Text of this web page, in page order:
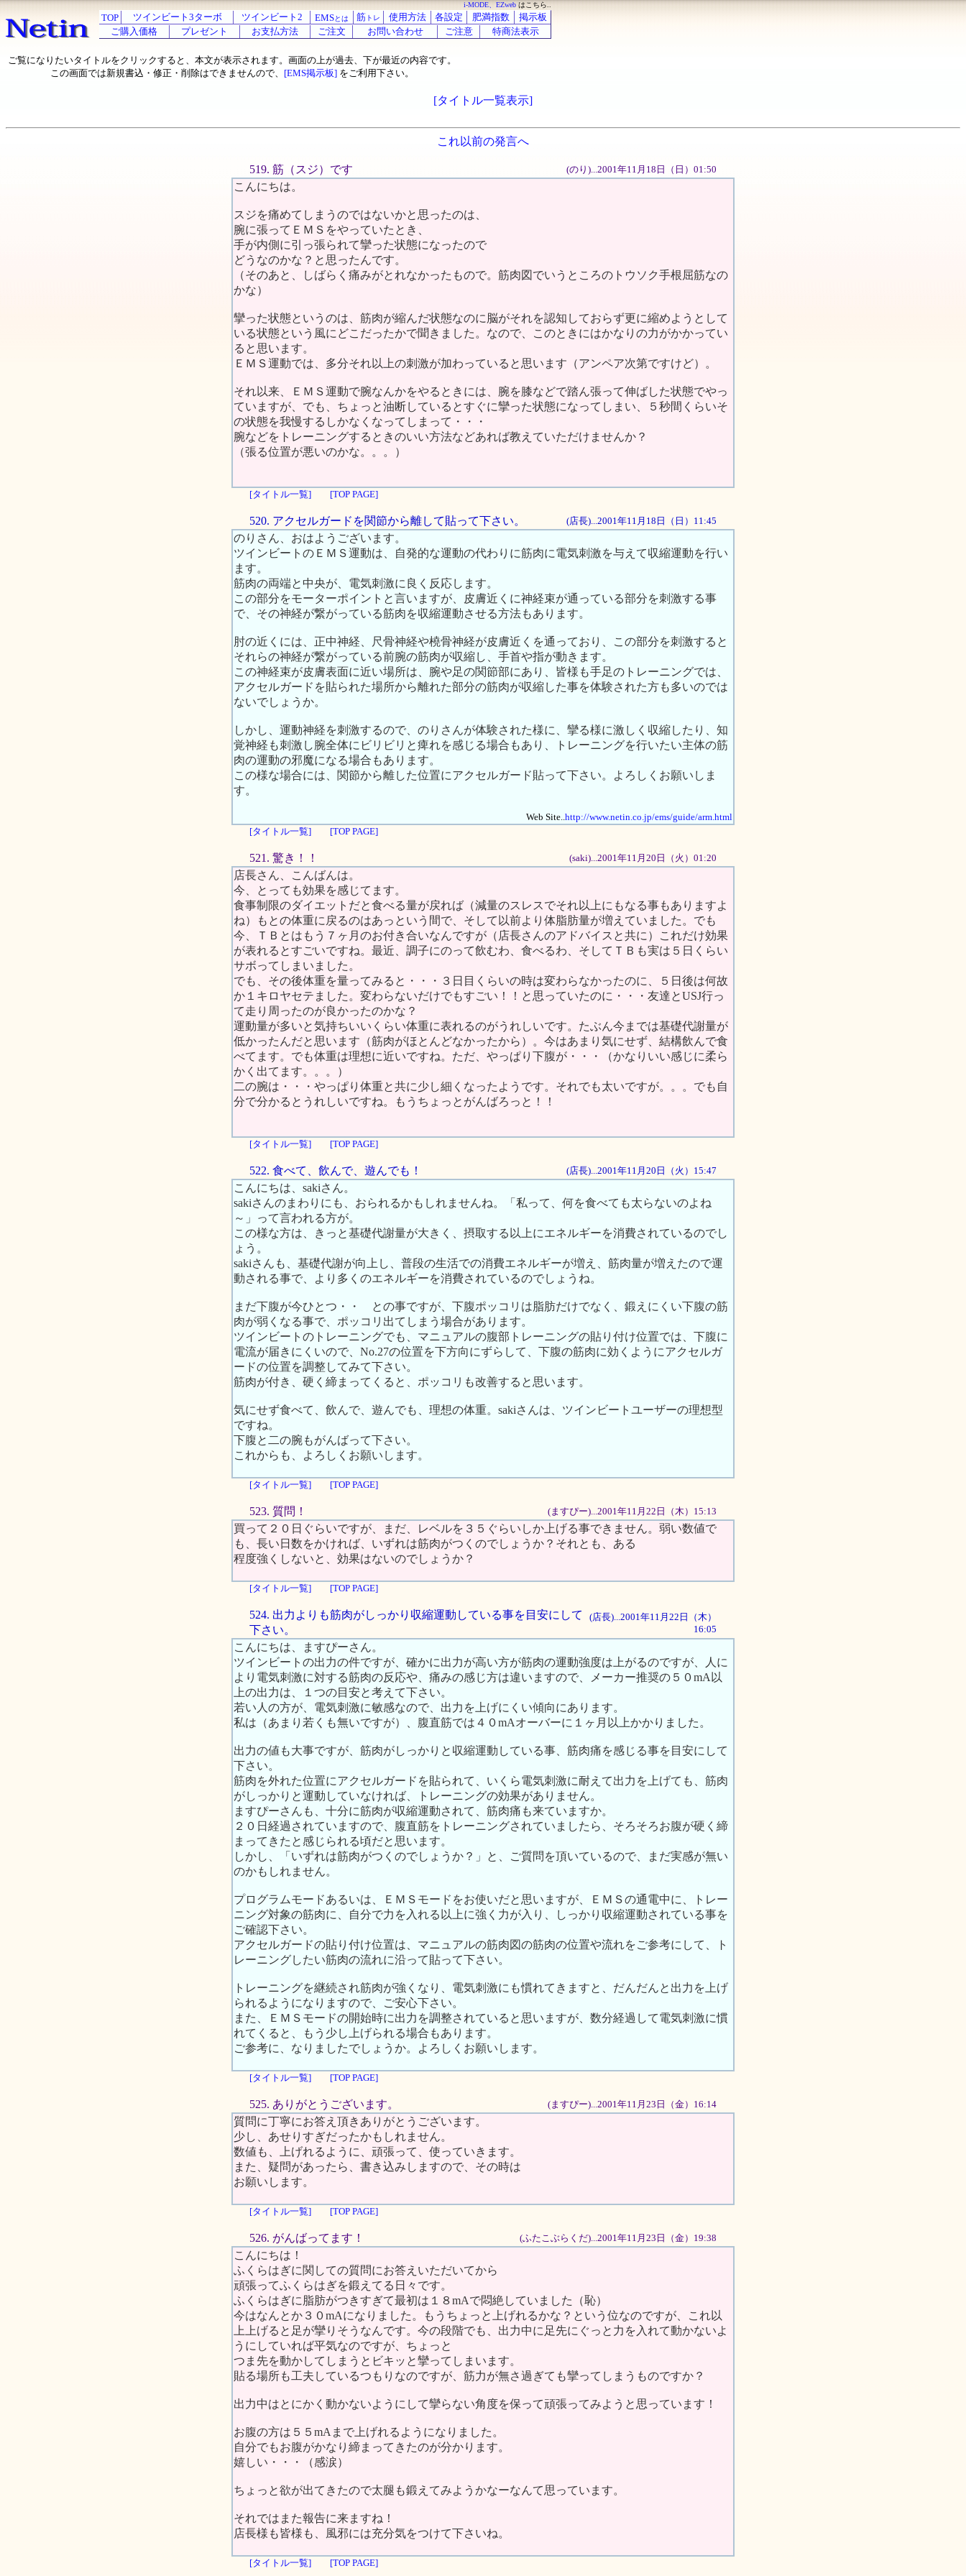
i-MODE、EZweb はこちら..
TOP ツインビート3ターボ ツインビート2 EMSとは 筋 トレ 使用方法 各設定 肥満指数
掲示板
ご購入価格
プレゼント お支払方法 ご注文 お問い合わせ ご注意 特商法表示
ご覧になりたいタイトルをクリックすると、本文が表示されます。画面の上が過去、下が最近の内容です。
この画面では新規書込・修正・削除はできませんので、 [EMS掲示板] をご利用下さい。
[タイトル一覧表示]
これ以前の発言へ
519. 筋（スジ）です (のり)...2001年11月18日（日）01:50
こんにちは。
スジを痛めてしまうのではないかと思ったのは、
腕に張ってＥＭＳをやっていたとき、
手が内側に引っ張られて攣った状態になったので
どうなのかな？と思ったんです。
（そのあと、しばらく痛みがとれなかったもので。筋肉図でいうところのトウソク手根屈筋なの
かな）
攣った状態というのは、筋肉が縮んだ状態なのに脳がそれを認知しておらず更に縮めようとして
いる状態という風にどこだったかで聞きました。なので、このときにはかなりの力がかかってい
ると思います。
ＥＭＳ運動では、多分それ以上の刺激が加わっていると思います（アンペア次第ですけど）。
それ以来、ＥＭＳ運動で腕なんかをやるときには、腕を膝などで踏ん張って伸ばした状態でやっ
ていますが、でも、ちょっと油断しているとすぐに攣った状態になってしまい、５秒間くらいそ
の状態を我慢するしかなくなってしまって・・・
腕などをトレーニングするときのいい方法などあれば教えていただけませんか？
（張る位置が悪いのかな。。。）
[タイトル一覧] [TOP PAGE]
520. アクセルガードを関節から離して貼って下さい。 (店長)...2001年11月18日（日）11:45
のりさん、おはようございます。
ツインビートのＥＭＳ運動は、自発的な運動の代わりに筋肉に電気刺激を与えて収縮運動を行い
ます。
筋肉の両端と中央が、電気刺激に良く反応します。
この部分をモーターポイントと言いますが、皮膚近くに神経束が通っている部分を刺激する事
で、その神経が繋がっている筋肉を収縮運動させる方法もあります。
肘の近くには、正中神経、尺骨神経や橈骨神経が皮膚近くを通っており、この部分を刺激すると
それらの神経が繋がっている前腕の筋肉が収縮し、手首や指が動きます。
この神経束が皮膚表面に近い場所は、腕や足の関節部にあり、皆様も手足のトレーニングでは、
アクセルガードを貼られた場所から離れた部分の筋肉が収縮した事を体験された方も多いのでは
ないでしょうか。
しかし、運動神経を刺激するので、のりさんが体験された様に、攣る様に激しく収縮したり、知
覚神経も刺激し腕全体にビリビリと痺れを感じる場合もあり、トレーニングを行いたい主体の筋
肉の運動の邪魔になる場合もあります。
この様な場合には、関節から離した位置にアクセルガード貼って下さい。よろしくお願いしま
す。
Web Site..http://www.netin.co.jp/ems/guide/arm.html
[タイトル一覧]
[TOP PAGE]
521. 驚き！！ (saki)...2001年11月20日（火）01:20
店長さん、こんばんは。
今、とっても効果を感じてます。
食事制限のダイエットだと食べる量が戻れば（減量のスレスでそれ以上にもなる事もありますよ
ね）もとの体重に戻るのはあっという間で、そして以前より体脂肪量が増えていました。でも
今、ＴＢとはもう７ヶ月のお付き合いなんですが（店長さんのアドバイスと共に）これだけ効果
が表れるとすごいですね。最近、調子にのって飲むわ、食べるわ、そしてＴＢも実は５日くらい
サボってしまいました。
でも、その後体重を量ってみると・・・３日目くらいの時は変わらなかったのに、５日後は何故
か１キロヤセテました。変わらないだけでもすごい！！と思っていたのに・・・友達とUSJ行っ
て走り周ったのが良かったのかな？
運動量が多いと気持ちいいくらい体重に表れるのがうれしいです。たぶん今までは基礎代謝量が
低かったんだと思います（筋肉がほとんどなかったから）。今はあまり気にせず、結構飲んで食
べてます。でも体重は理想に近いですね。ただ、やっぱり下腹が・・・（かなりいい感じに柔ら
かく出てます。。。）
二の腕は・・・やっぱり体重と共に少し細くなったようです。それでも太いですが。。。でも自
分で分かるとうれしいですね。もうちょっとがんばろっと！！
[タイトル一覧] [TOP PAGE]
522. 食べて、飲んで、遊んでも！ (店長)...2001年11月20日（火）15:47
こんにちは、sakiさん。
sakiさんのまわりにも、おられるかもしれませんね。「私って、何を食べても太らないのよね
～」って言われる方が。
この様な方は、きっと基礎代謝量が大きく、摂取する以上にエネルギーを消費されているのでし
ょう。
sakiさんも、基礎代謝が向上し、普段の生活での消費エネルギーが増え、筋肉量が増えたので運
動される事で、より多くのエネルギーを消費されているのでしょうね。
まだ下腹が今ひとつ・・ との事ですが、下腹ポッコリは脂肪だけでなく、鍛えにくい下腹の筋
肉が弱くなる事で、ポッコリ出てしまう場合があります。
ツインビートのトレーニングでも、マニュアルの腹部トレーニングの貼り付け位置では、下腹に
電流が届きにくいので、No.27の位置を下方向にずらして、下腹の筋肉に効くようにアクセルガ
ードの位置を調整してみて下さい。
筋肉が付き、硬く締まってくると、ポッコリも改善すると思います。
気にせず食べて、飲んで、遊んでも、理想の体重。sakiさんは、ツインビートユーザーの理想型
ですね。
下腹と二の腕もがんばって下さい。
これからも、よろしくお願いします。
[タイトル一覧] [TOP PAGE]
523. 質問！ (ますぴー)...2001年11月22日（木）15:13
買って２０日ぐらいですが、まだ、レベルを３５ぐらいしか上げる事できません。弱い数値で
も、長い日数をかければ、いずれは筋肉がつくのでしょうか？それとも、ある
程度強くしないと、効果はないのでしょうか？
[タイトル一覧] [TOP PAGE]
524. 出力よりも筋肉がしっかり収縮運動している事を目安にして
下さい。
(店長)...2001年11月22日（木）
16:05
こんにちは、ますぴーさん。
ツインビートの出力の件ですが、確かに出力が高い方が筋肉の運動強度は上がるのですが、人に
より電気刺激に対する筋肉の反応や、痛みの感じ方は違いますので、メーカー推奨の５０mA以
上の出力は、１つの目安と考えて下さい。
若い人の方が、電気刺激に敏感なので、出力を上げにくい傾向にあります。
私は（あまり若くも無いですが）、腹直筋では４０mAオーバーに１ヶ月以上かかりました。
出力の値も大事ですが、筋肉がしっかりと収縮運動している事、筋肉痛を感じる事を目安にして
下さい。
筋肉を外れた位置にアクセルガードを貼られて、いくら電気刺激に耐えて出力を上げても、筋肉
がしっかりと運動していなければ、トレーニングの効果がありません。
ますぴーさんも、十分に筋肉が収縮運動されて、筋肉痛も来ていますか。
２０日経過されていますので、腹直筋をトレーニングされていましたら、そろそろお腹が硬く締
まってきたと感じられる頃だと思います。
しかし、「いずれは筋肉がつくのでしょうか？」と、ご質問を頂いているので、まだ実感が無い
のかもしれません。
プログラムモードあるいは、ＥＭＳモードをお使いだと思いますが、ＥＭＳの通電中に、トレー
ニング対象の筋肉に、自分で力を入れる以上に強く力が入り、しっかり収縮運動されている事を
ご確認下さい。
アクセルガードの貼り付け位置は、マニュアルの筋肉図の筋肉の位置や流れをご参考にして、ト
レーニングしたい筋肉の流れに沿って貼って下さい。
トレーニングを継続され筋肉が強くなり、電気刺激にも慣れてきますと、だんだんと出力を上げ
られるようになりますので、ご安心下さい。
また、ＥＭＳモードの開始時に出力を調整されていると思いますが、数分経過して電気刺激に慣
れてくると、もう少し上げられる場合もあります。
ご参考に、なりましたでしょうか。よろしくお願いします。
[タイトル一覧] [TOP PAGE]
525. ありがとうございます。 (ますぴー)...2001年11月23日（金）16:14
質問に丁寧にお答え頂きありがとうございます。
少し、あせりすぎだったかもしれません。
数値も、上げれるように、頑張って、使っていきます。
また、疑問があったら、書き込みしますので、その時は
お願いします。
[タイトル一覧] [TOP PAGE]
526. がんばってます！ (ふたこぶらくだ)...2001年11月23日（金）19:38
こんにちは！
ふくらはぎに関しての質問にお答えいただいてから
頑張ってふくらはぎを鍛えてる日々です。
ふくらはぎに脂肪がつきすぎて最初は１８mAで悶絶していました（恥）
今はなんとか３０mAになりました。もうちょっと上げれるかな？という位なのですが、これ以
上上げると足が攣りそうなんです。今の段階でも、出力中に足先にぐっと力を入れて動かないよ
うにしていれば平気なのですが、ちょっと
つま先を動かしてしまうとビキッと攣ってしまいます。
貼る場所も工夫しているつもりなのですが、筋力が無さ過ぎても攣ってしまうものですか？
出力中はとにかく動かないようにして攣らない角度を保って頑張ってみようと思っています！
お腹の方は５５mAまで上げれるようになりました。
自分でもお腹がかなり締まってきたのが分かります。
嬉しい・・・（感涙）
ちょっと欲が出てきたので太腿も鍛えてみようかなーなんて思っています。
それではまた報告に来ますね！
店長様も皆様も、風邪には充分気をつけて下さいね。
[タイトル一覧] [TOP PAGE]